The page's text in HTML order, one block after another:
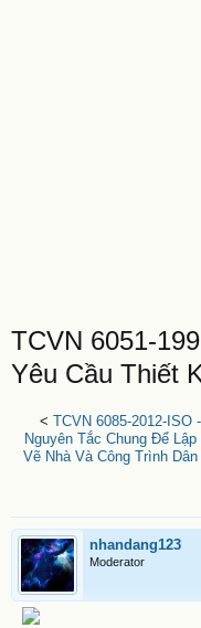
TCVN 6051-
Yêu Cầu Thiết
< TCVN 6085-2012-
Nguyên Tắc Chung Để
Vẽ Nhà Và Công Trình
nhandang123
Moderator